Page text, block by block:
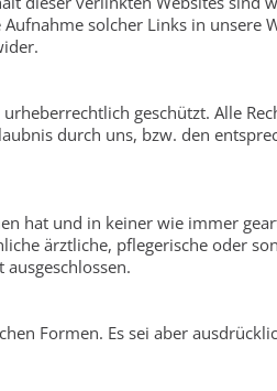
solcher Links in unsere
geschützt. Alle
durch uns, bzw. den
hat und in keiner wie immer
ärztliche, pflegerische oder
Formen. Es sei aber